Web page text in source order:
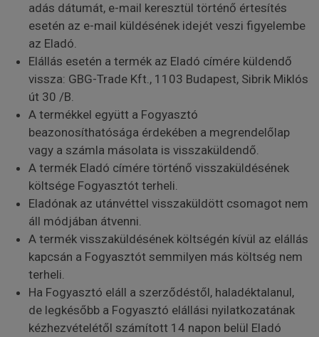
adás dátumát, e-mail keresztül történő értesítés
esetén az e-mail küldésének idejét veszi figyelembe
az Eladó.
Elállás esetén a termék az Eladó címére küldendő
vissza: GBG-Trade Kft., 1103 Budapest, Sibrik Miklós
út 30 /B.
A termékkel együtt a Fogyasztó
beazonosíthatósága érdekében a megrendelőlap
vagy a számla másolata is visszaküldendő.
A termék Eladó címére történő visszaküldésének
költsége Fogyasztót terheli.
Eladónak az utánvéttel visszaküldött csomagot nem
áll módjában átvenni.
A termék visszaküldésének költségén kívül az elállás
kapcsán a Fogyasztót semmilyen más költség nem
terheli.
Ha Fogyasztó eláll a szerződéstől, haladéktalanul,
de legkésőbb a Fogyasztó elállási nyilatkozatának
kézhezvételétől számított 14 napon belül Eladó